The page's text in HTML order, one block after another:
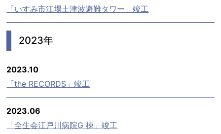
「いすみ市江場土津波避難タワー」竣工
2023年
2023.10
「the RECORDS」竣工
2023.06
「全生会江戸川病院G 棟」竣工